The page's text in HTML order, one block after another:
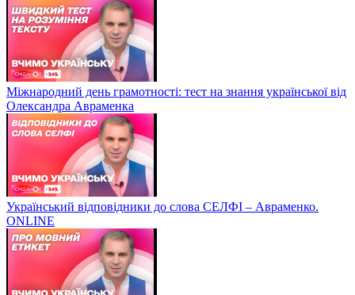
Міжнародний день грамотності: тест на знання української від
Олександра Авраменка
Український відповідники до слова СЕЛФІ – Авраменко.
ONLINE